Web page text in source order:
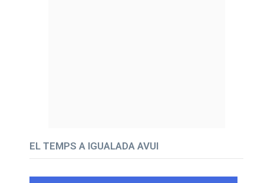
EL TEMPS A IGUALADA AVUI